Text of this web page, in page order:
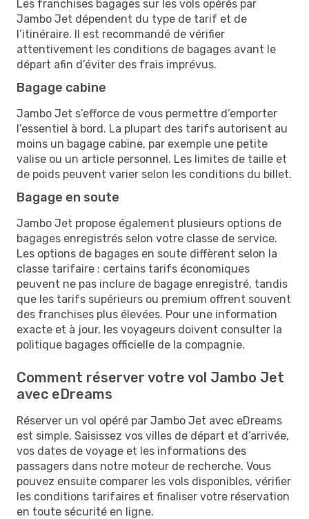
Les franchises bagages sur les vols opérés par
Jambo Jet dépendent du type de tarif et de
l’itinéraire. Il est recommandé de vérifier
attentivement les conditions de bagages avant le
départ afin d’éviter des frais imprévus.
Bagage cabine
Jambo Jet s’efforce de vous permettre d’emporter
l’essentiel à bord. La plupart des tarifs autorisent au
moins un bagage cabine, par exemple une petite
valise ou un article personnel. Les limites de taille et
de poids peuvent varier selon les conditions du billet.
Bagage en soute
Jambo Jet propose également plusieurs options de
bagages enregistrés selon votre classe de service.
Les options de bagages en soute diffèrent selon la
classe tarifaire : certains tarifs économiques
peuvent ne pas inclure de bagage enregistré, tandis
que les tarifs supérieurs ou premium offrent souvent
des franchises plus élevées. Pour une information
exacte et à jour, les voyageurs doivent consulter la
politique bagages officielle de la compagnie.
Comment réserver votre vol Jambo Jet
avec eDreams
​​Réserver un vol opéré par Jambo Jet avec eDreams
est simple. Saisissez vos villes de départ et d’arrivée,
vos dates de voyage et les informations des
passagers dans notre moteur de recherche. Vous
pouvez ensuite comparer les vols disponibles, vérifier
les conditions tarifaires et finaliser votre réservation
en toute sécurité en ligne.